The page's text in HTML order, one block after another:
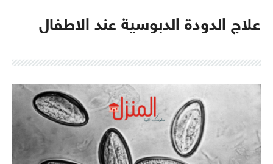
علاج الدودة الدبوسية عند الاطفال